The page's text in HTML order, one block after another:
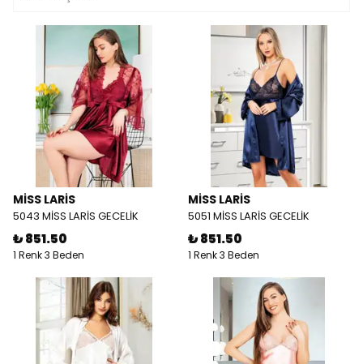
MİSS LARİS
5043 MİSS LARİS GECELİK
₺ 851.50
1 Renk 3 Beden
MİSS LARİS
5051 MİSS LARİS GECELİK
₺ 851.50
1 Renk 3 Beden